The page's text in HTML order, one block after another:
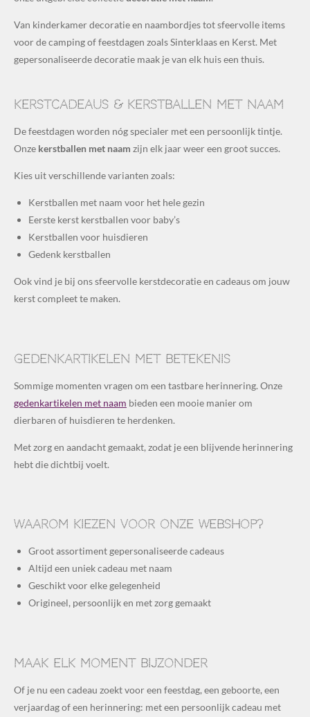
Van kinderkamer decoratie en naambordjes tot sfeervolle items
voor de camping of feestdagen zoals Sinterklaas en Kerst. Met
gepersonaliseerde decoratie maak je van elk huis een thuis.
Kerstcadeaus & kerstballen met naam
De feestdagen worden nóg specialer met een persoonlijk tintje.
Onze kerstballen met naam zijn elk jaar weer een groot succes.
Kies uit verschillende varianten zoals:
Kerstballen met naam voor het hele gezin
Eerste kerst kerstballen voor baby’s
Kerstballen voor huisdieren
Gedenk kerstballen
Ook vind je bij ons sfeervolle kerstdecoratie en cadeaus om jouw
kerst compleet te maken.
Gedenkartikelen met betekenis
Sommige momenten vragen om een tastbare herinnering. Onze
gedenkartikelen met naam bieden een mooie manier om
dierbaren of huisdieren te herdenken.
Met zorg en aandacht gemaakt, zodat je een blijvende herinnering
hebt die dichtbij voelt.
Waarom kiezen voor onze webshop?
Groot assortiment gepersonaliseerde cadeaus
Altijd een uniek cadeau met naam
Geschikt voor elke gelegenheid
Origineel, persoonlijk en met zorg gemaakt
Maak elk moment bijzonder
Of je nu een cadeau zoekt voor een feestdag, een geboorte, een
verjaardag of een herinnering: met een persoonlijk cadeau met